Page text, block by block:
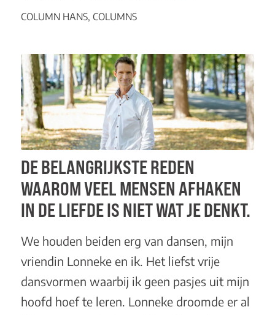
COLUMN HANS, COLUMNS
DE BELANGRIJKSTE REDEN
WAAROM VEEL MENSEN AFHAKEN
IN DE LIEFDE IS NIET WAT JE DENKT.
We houden beiden erg van dansen, mijn
vriendin Lonneke en ik. Het liefst vrije
dansvormen waarbij ik geen pasjes uit mijn
hoofd hoef te leren. Lonneke droomde er al